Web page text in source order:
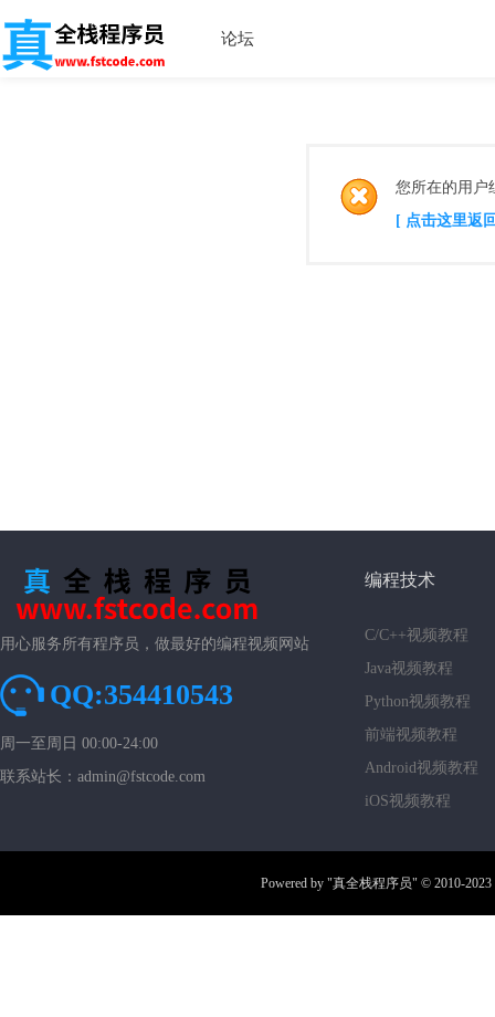
论坛
您所在的用户
[ 点击这里返
用心服务所有程序员，做最好的编程视频网站
QQ:354410543
周一至周日 00:00-24:00
联系站长：admin@fstcode.com
编程技术
C/C++视频教程
Java视频教程
Python视频教程
前端视频教程
Android视频教程
iOS视频教程
Powered by "真全栈程序员" © 2010-2023